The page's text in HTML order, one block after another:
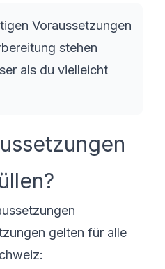
Voraussetzungen
stehen
als du vielleicht
gelten für alle